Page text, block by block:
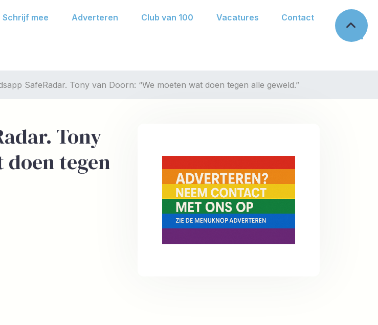
Schrijf mee Adverteren Club van 100 Vacatures Contact
SafeRadar. Tony van Doorn: “We moeten wat doen tegen alle geweld.”
Tony
doen tegen